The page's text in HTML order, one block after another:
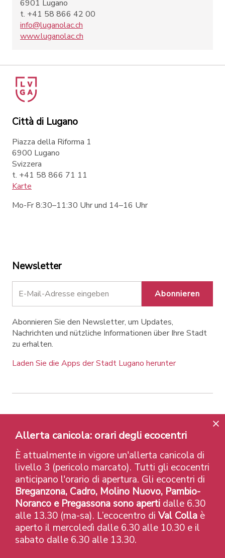
6901 Lugano
t. +41 58 866 42 00
info@luganolac.ch
www.luganolac.ch
Città di Lugano
Piazza della Riforma 1
6900 Lugano
Svizzera
t. +41 58 866 71 11
Karte
Mo-Fr 8:30–11:30 Uhr und 14–16 Uhr
Newsletter
Abonnieren
Abonnieren Sie den Newsletter, um Updates,
Nachrichten und nützliche Informationen über Ihre Stadt
zu erhalten.
Laden Sie die Apps der Stadt Lugano herunter
Contatti Links
Rechtlicher Hinweis
Datenschutzrichtlinie
Labels und Auszeichnungen
Credits
© 2026 Città di Lugano
Allerta canicola: orari degli ecocentri
È attualmente in vigore un'allerta canicola di
livello 3 (pericolo marcato). Tutti gli ecocentri
anticipano l'orario di apertura. Gli ecocentri di
Breganzona, Cadro, Molino Nuovo, Pambio-
Noranco e Pregassona sono aperti dalle 6.30
alle 13.30 (ma-sa). L’ecocentro di Val Colla è
aperto il mercoledì dalle 6.30 alle 10.30 e il
sabato dalle 6.30 alle 13.30.